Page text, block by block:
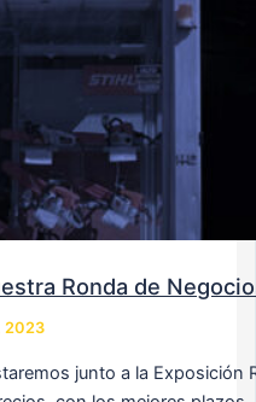
Ronda de
2023
junto a la